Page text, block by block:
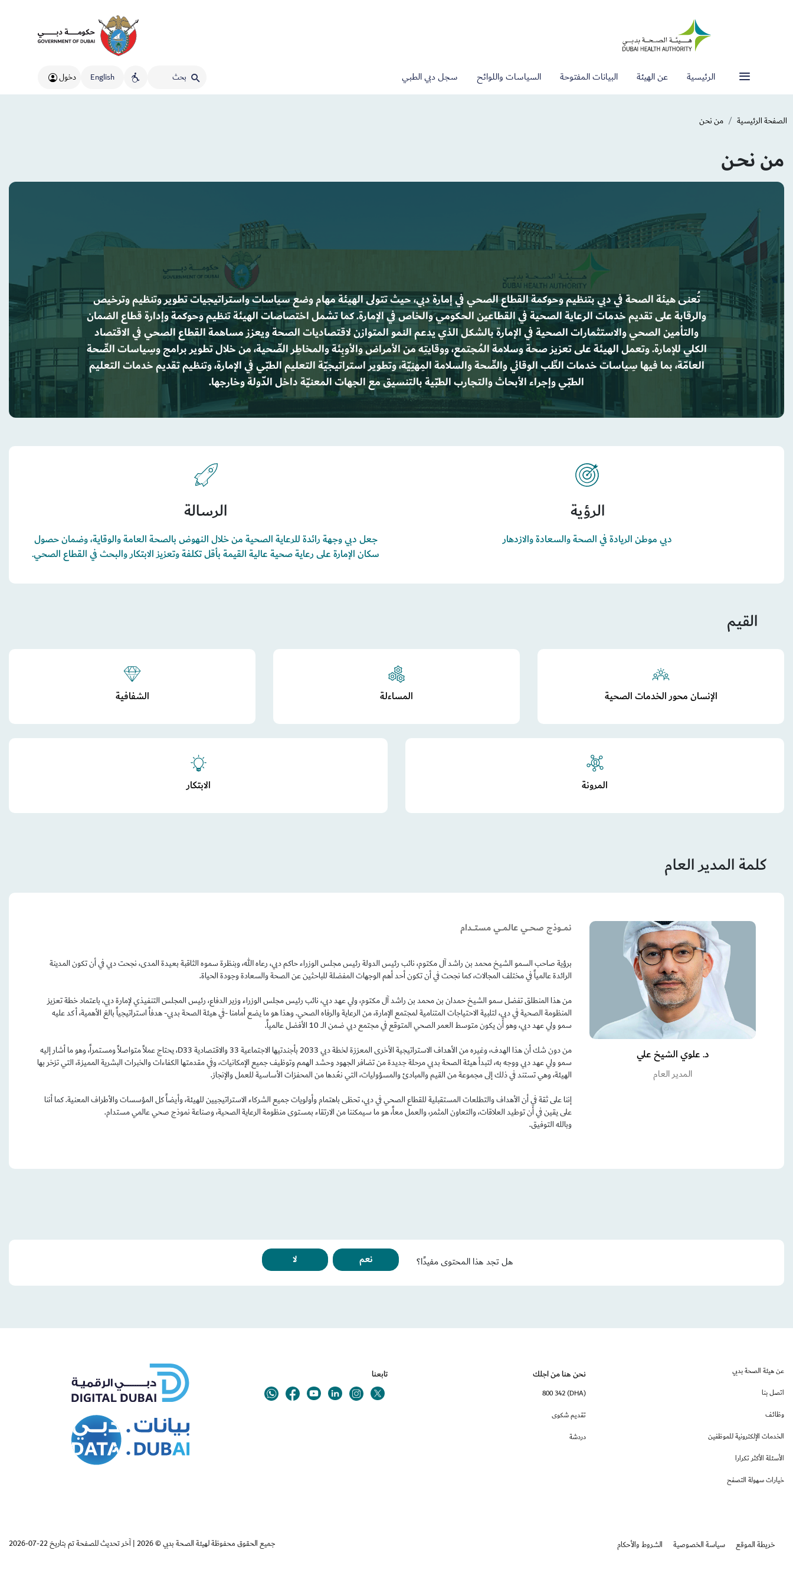
الرئيسية عن الهيئة البيانات المفتوحة السياسات واللوائح سجل دبي الطبي English دخول
الصفحة الرئيسية من نحـن
من نحـن
تُعنى هيئة الصحة في دبي بتنظيم وحوكمة القطاع الصحي في إمارة دبي، حيث تتولى الهيئة مهام وضع سياسات واستراتيجيات تطوير وتنظيم وترخيص
والرقابة على تقديم خدمات الرعاية الصحية في القطاعين الحكومي والخاص في الإمارة. كما تشمل اختصاصات الهيئة تنظيم وحوكمة وإدارة قطاع الضمان
والتأمين الصحي والاستثمارات الصحية في الإمارة بالشكل الذي يدعم النمو المتوازن لاقتصاديات الصحة ويعزز مساهمة القطاع الصحي في الاقتصاد
الكلي للإمارة. وتعمل الهيئة على تعزيز صحة وسلامة المُجتمع، ووقايتِه من الأمراض والأوبِئة والمخاطِر الصِّحية، من خلال تطوير برامج وسِياسات الصِّحة
العامّة، بما فيها سِياسات خدمات الطِّب الوقائي والصِّحة والسلامة المِهنِيّة، وتطوير استراتيجيّة التعليم الطبّي في الإمارة، وتنظيم تقديم خدمات التعليم
الطبّي وإجراء الأبحاث والتجارب الطبّية بالتنسيق مع الجهات المعنيّة داخل الدّولة وخارجها.
الرؤية
دبي موطن الريادة في الصحة والسعادة والازدهار
الرسالة
جعل دبي وجهة رائدة للرعاية الصحية من خلال النهوض بالصحة العامة والوقاية، وضمان حصول
سكان الإمارة على رعاية صحية عالية القيمة بأقل تكلفة وتعزيز الابتكار والبحث في القطاع الصحي.
القيم
الإنسان محور الخدمات الصحية المساءلة الشفافية
المرونة الابتكار
كلمة المدير العام
د. علوي الشيخ علي
المدير العام
نمــــوذج صحـــي عالمـــي مستــــدام
برؤية صاحب السمو الشيخ محمد بن راشد آل مكتوم، نائب رئيس الدولة رئيس مجلس الوزراء حاكم دبي، رعاه الله، وبنظرة سموه الثاقبة بعيدة المدى، نجحت دبي في أن تكون المدينة
الرائدة عالمياً في مختلف المجالات، كما نجحت في أن تكون أحد أهم الوجهات المفضلة للباحثين عن الصحة والسعادة وجودة الحياة.
من هذا المنطلق تفضل سمو الشيخ حمدان بن محمد بن راشد آل مكتوم، ولي عهد دبي، نائب رئيس مجلس الوزراء وزير الدفاع، رئيس المجلس التنفيذي لإمارة دبي، باعتماد خطة تعزيز
المنظومة الصحية في دبي، لتلبية الاحتياجات المتنامية لمجتمع الإمارة، من الرعاية والرفاه الصحي. وهذا هو ما يضع أمامنا -في هيئة الصحة بدبي- هدفاً استراتيجياً بالغ الأهمية، أكد عليه
سمو ولي عهد دبي، وهو أن يكون متوسط العمر الصحي المتوقع في مجتمع دبي ضمن الـــ 10 الأفضل عالمياً.
من دون شك أن هذا الهدف، وغيره من الأهداف الاستراتيجية الأخرى المعززة لخطة دبي 2033 بأجندتيها الاجتماعية 33 والاقتصادية D33، يحتاج عملاً متواصلاً ومستمراً، وهو ما أشار إليه
سمو ولي عهد دبي ووجه به، لتبدأ هيئة الصحة بدبي مرحلة جديدة من تضافر الجهود وحشد الهمم وتوظيف جميع الإمكانيات، وفي مقدمتها الكفاءات والخبرات البشرية المميزة، التي تزخر بها
الهيئة، وهي تستند في ذلك إلى مجموعة من القيم والمبادئ والمسؤوليات، التي نعُدها من المحفزات الأساسية للعمل والإنجاز.
إننا على ثقة في أن الأهداف والتطلعات المستقبلية للقطاع الصحي في دبي، تحظى باهتمام وأولويات جميع الشركاء الاستراتيجيين للهيئة، وأيضاً كل المؤسسات والأطراف المعنية. كما أننا
على يقين في أن توطيد العلاقات، والتعاون المثمر، والعمل معاً، هو ما سيمكننا من الارتقاء بمستوى منظومة الرعاية الصحية، وصناعة نموذج صحي عالمي مستدام.
وبالله التوفيق.
هل تجد هذا المحتوى مفيدًا؟ نعم لا
عن هيئة الصحة بدبي
اتصل بنا
وظائف
الخدمات الإلكترونية للموظفين
الأسئلة الأكثر تكرارا
خيارات سهولة التصفح
نحن هنا من اجلك
(DHA) 800 342
تقديم شكوى
دردشة
تابعنا
خريطة الموقع سياسة الخصوصية الشروط والأحكام جميع الحقوق محفوظة لهيئة الصحة بدبي © 2026 | آخر تحديث للصفحة تم بتاريخ 22-07-2026